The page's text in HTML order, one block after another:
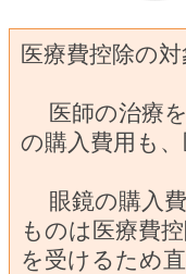
医療費控除の
医師の治療を
の購入費用も
眼鏡の購入費
ものは医療費
を受けるため